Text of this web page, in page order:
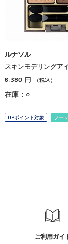
ルナソル
スキンモデリングア
6,380 円 （税込）
在庫：○
OPポイント対象 ソー
ご利用ガイ